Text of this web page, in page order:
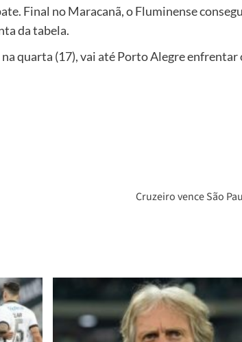
Final no Maracanã, o Fluminense
da tabela.
quarta (17), vai até Porto Alegre
Cruzeiro vence São